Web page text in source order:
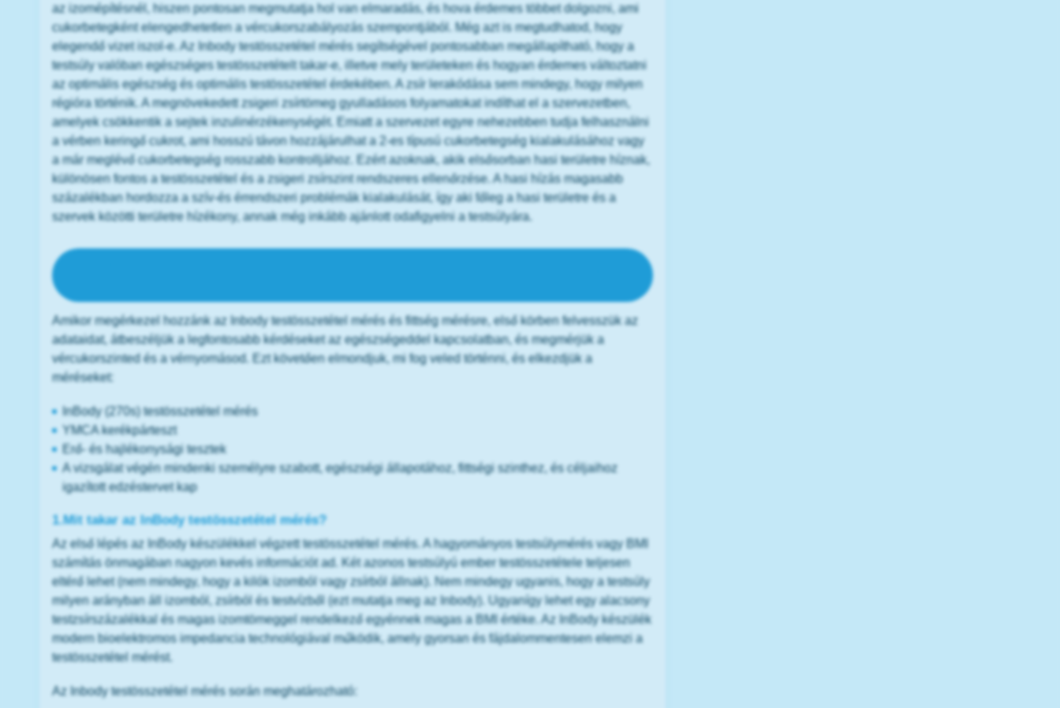
az izomépítésnél, hiszen pontosan megmutatja hol van elmaradás, és hova érdemes többet dolgozni, ami
cukorbetegként elengedhetetlen a vércukorszabályozás szempontjából. Még azt is megtudhatod, hogy
elegendő vizet iszol-e. Az Inbody testösszetétel mérés segítségével pontosabban megállapítható, hogy a
testsúly valóban egészséges testösszetételt takar-e, illetve mely területeken és hogyan érdemes változtatni
az optimális egészség és optimális testösszetétel érdekében. A zsír lerakódása sem mindegy, hogy milyen
régióra történik. A megnövekedett zsigeri zsírtömeg gyulladásos folyamatokat indíthat el a szervezetben,
amelyek csökkentik a sejtek inzulinérzékenységét. Emiatt a szervezet egyre nehezebben tudja felhasználni
a vérben keringő cukrot, ami hosszú távon hozzájárulhat a 2-es típusú cukorbetegség kialakulásához vagy
a már meglévő cukorbetegség rosszabb kontrolljához. Ezért azoknak, akik elsősorban hasi területre híznak,
különösen fontos a testösszetétel és a zsigeri zsírszint rendszeres ellenőrzése. A hasi hízás magasabb
százalékban hordozza a szív-és érrendszeri problémák kialakulását, így aki főleg a hasi területre és a
szervek közötti területre hízékony, annak még inkább ajánlott odafigyelni a testsúlyára.
Amikor megérkezel hozzánk az Inbody testösszetétel mérés és fittség mérésre, első körben felvesszük az
adataidat, átbeszéljük a legfontosabb kérdéseket az egészségeddel kapcsolatban, és megmérjük a
vércukorszinted és a vérnyomásod. Ezt követően elmondjuk, mi fog veled történni, és elkezdjük a
méréseket:
InBody (270s) testösszetétel mérés
YMCA kerékpárteszt
Erő- és hajlékonysági tesztek
A vizsgálat végén mindenki személyre szabott, egészségi állapotához, fittségi szinthez, és céljaihoz
igazított edzéstervet kap
1.Mit takar az InBody testösszetétel mérés?
Az első lépés az InBody készülékkel végzett testösszetétel mérés. A hagyományos testsúlymérés vagy BMI
számítás önmagában nagyon kevés információt ad. Két azonos testsúlyú ember testösszetétele teljesen
eltérő lehet (nem mindegy, hogy a kilók izomból vagy zsírból állnak). Nem mindegy ugyanis, hogy a testsúly
milyen arányban áll izomból, zsírból és testvízből (ezt mutatja meg az Inbody). Ugyanígy lehet egy alacsony
testzsírszázalékkal és magas izomtömeggel rendelkező egyénnek magas a BMI értéke. Az InBody készülék
modern bioelektromos impedancia technológiával működik, amely gyorsan és fájdalommentesen elemzi a
testösszetétel mérést.
Az Inbody testösszetétel mérés során meghatározható: